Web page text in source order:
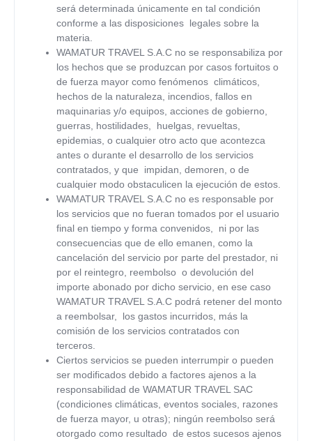
será determinada únicamente en tal condición
conforme a las disposiciones legales sobre la
materia.
WAMATUR TRAVEL S.A.C no se responsabiliza por
los hechos que se produzcan por casos fortuitos o
de fuerza mayor como fenómenos climáticos,
hechos de la naturaleza, incendios, fallos en
maquinarias y/o equipos, acciones de gobierno,
guerras, hostilidades, huelgas, revueltas,
epidemias, o cualquier otro acto que acontezca
antes o durante el desarrollo de los servicios
contratados, y que impidan, demoren, o de
cualquier modo obstaculicen la ejecución de estos.
WAMATUR TRAVEL S.A.C no es responsable por
los servicios que no fueran tomados por el usuario
final en tiempo y forma convenidos, ni por las
consecuencias que de ello emanen, como la
cancelación del servicio por parte del prestador, ni
por el reintegro, reembolso o devolución del
importe abonado por dicho servicio, en ese caso
WAMATUR TRAVEL S.A.C podrá retener del monto
a reembolsar, los gastos incurridos, más la
comisión de los servicios contratados con
terceros.
Ciertos servicios se pueden interrumpir o pueden
ser modificados debido a factores ajenos a la
responsabilidad de WAMATUR TRAVEL SAC
(condiciones climáticas, eventos sociales, razones
de fuerza mayor, u otras); ningún reembolso será
otorgado como resultado de estos sucesos ajenos